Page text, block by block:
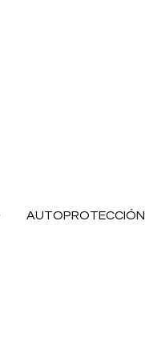
AUTOPROTECCIÓN